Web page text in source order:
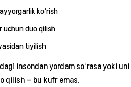
ko‘rish
uchun duo qilish
tiyilish
insondan yordam so‘rasa yoki
qilish — bu kufr emas.